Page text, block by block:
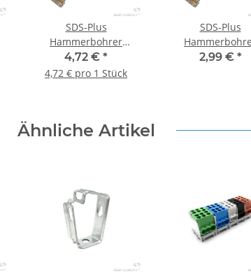
SDS-Plus
Hammerbohrer
(4speed+) 12 x 210 mm
- 1 Stk.
4,72 € *
4,72 € pro 1 Stück
SDS-Plus
(4speed+) 8 x 160
2,99 € *
Ähnliche Artikel